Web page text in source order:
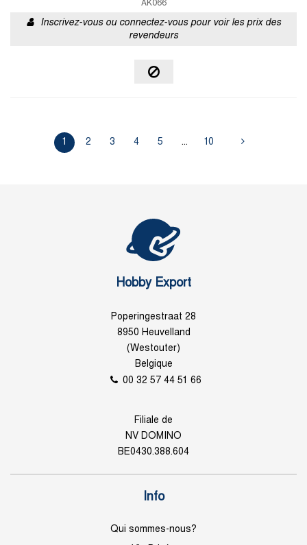
AK066
Inscrivez-vous ou connectez-vous pour voir les prix des
revendeurs
1 2 3 4 5 ... 10
Hobby Export
Poperingestraat 28
8950 Heuvelland
(Westouter)
Belgique
00 32 57 44 51 66
Filiale de
NV DOMINO
BE0430.388.604
Info
Qui sommes-nous?